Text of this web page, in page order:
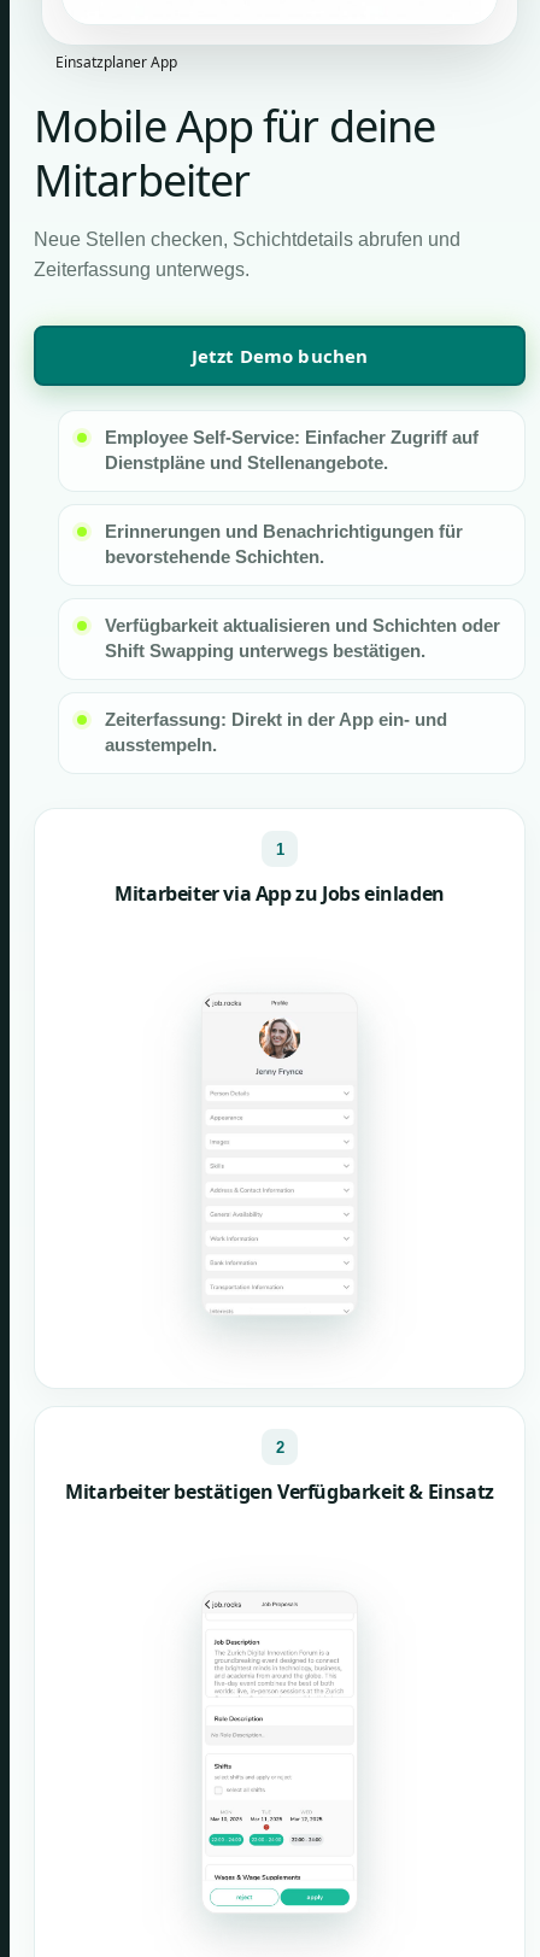
Einsatzplaner App
Mobile App für deine
Mitarbeiter
Neue Stellen checken, Schichtdetails abrufen und
Zeiterfassung unterwegs.
Jetzt Demo buchen
Employee Self-Service: Einfacher Zugriff auf
Dienstpläne und Stellenangebote.
Erinnerungen und Benachrichtigungen für
bevorstehende Schichten.
Verfügbarkeit aktualisieren und Schichten oder
Shift Swapping unterwegs bestätigen.
Zeiterfassung: Direkt in der App ein- und
ausstempeln.
1
Mitarbeiter via App zu Jobs einladen
2
Mitarbeiter bestätigen Verfügbarkeit & Einsatz